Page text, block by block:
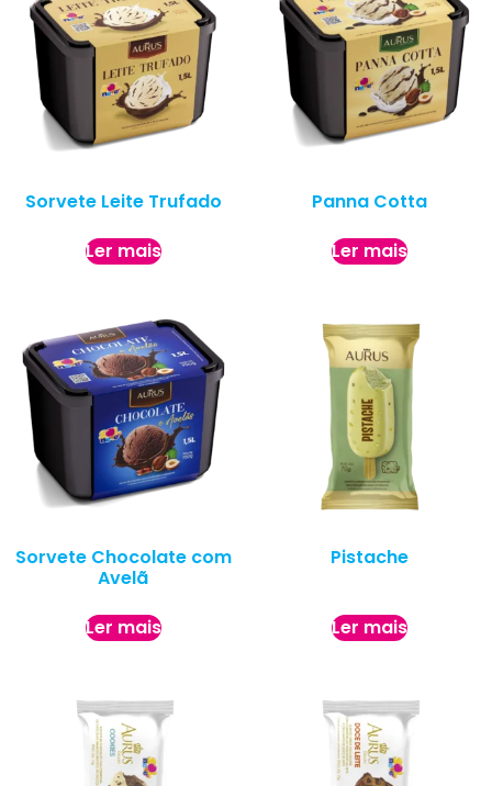
Sorvete Leite Trufado
Ler mais
Panna Cotta
Ler mais
Sorvete Chocolate com
Avelã
Ler mais
Pistache
Ler mais